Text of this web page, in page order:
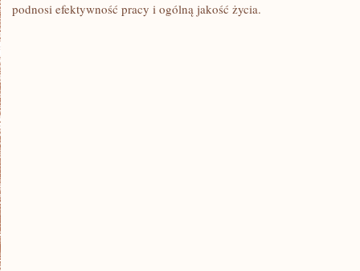
podnosi efektywność pracy i ogólną jakość ⁤życia.